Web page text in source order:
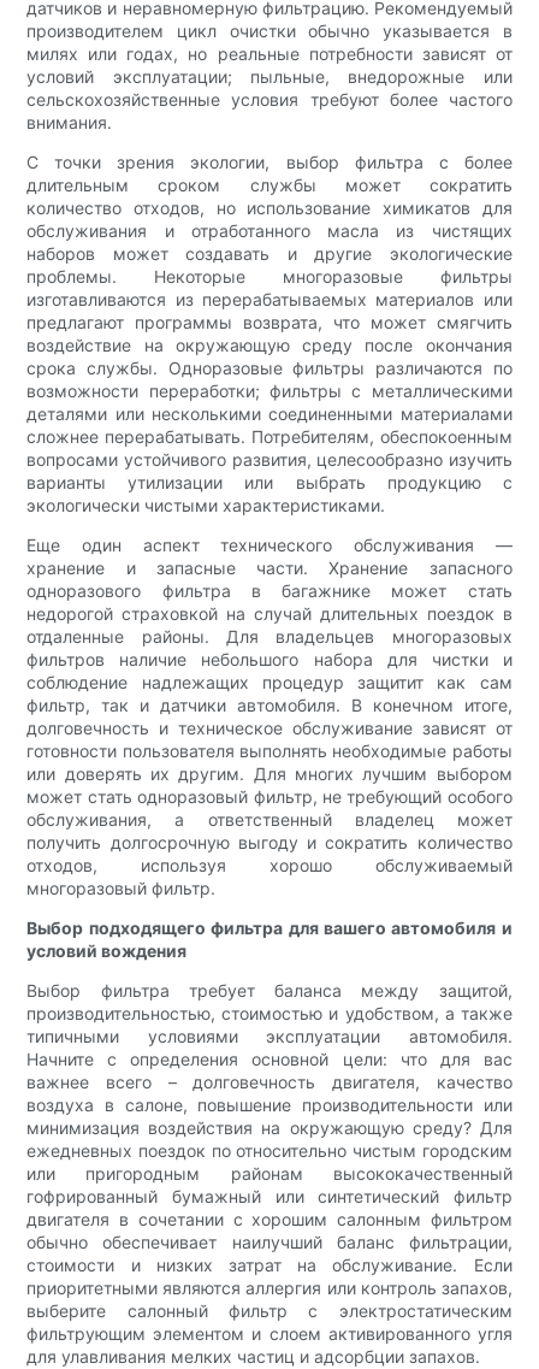
датчиков и неравномерную фильтрацию. Рекомендуемый
производителем цикл очистки обычно указывается в
милях или годах, но реальные потребности зависят от
условий эксплуатации; пыльные, внедорожные или
сельскохозяйственные условия требуют более частого
внимания.
С точки зрения экологии, выбор фильтра с более
длительным сроком службы может сократить
количество отходов, но использование химикатов для
обслуживания и отработанного масла из чистящих
наборов может создавать и другие экологические
проблемы. Некоторые многоразовые фильтры
изготавливаются из перерабатываемых материалов или
предлагают программы возврата, что может смягчить
воздействие на окружающую среду после окончания
срока службы. Одноразовые фильтры различаются по
возможности переработки; фильтры с металлическими
деталями или несколькими соединенными материалами
сложнее перерабатывать. Потребителям, обеспокоенным
вопросами устойчивого развития, целесообразно изучить
варианты утилизации или выбрать продукцию с
экологически чистыми характеристиками.
Еще один аспект технического обслуживания —
хранение и запасные части. Хранение запасного
одноразового фильтра в багажнике может стать
недорогой страховкой на случай длительных поездок в
отдаленные районы. Для владельцев многоразовых
фильтров наличие небольшого набора для чистки и
соблюдение надлежащих процедур защитит как сам
фильтр, так и датчики автомобиля. В конечном итоге,
долговечность и техническое обслуживание зависят от
готовности пользователя выполнять необходимые работы
или доверять их другим. Для многих лучшим выбором
может стать одноразовый фильтр, не требующий особого
обслуживания, а ответственный владелец может
получить долгосрочную выгоду и сократить количество
отходов, используя хорошо обслуживаемый
многоразовый фильтр.
Выбор подходящего фильтра для вашего автомобиля и
условий вождения
Выбор фильтра требует баланса между защитой,
производительностью, стоимостью и удобством, а также
типичными условиями эксплуатации автомобиля.
Начните с определения основной цели: что для вас
важнее всего – долговечность двигателя, качество
воздуха в салоне, повышение производительности или
минимизация воздействия на окружающую среду? Для
ежедневных поездок по относительно чистым городским
или пригородным районам высококачественный
гофрированный бумажный или синтетический фильтр
двигателя в сочетании с хорошим салонным фильтром
обычно обеспечивает наилучший баланс фильтрации,
стоимости и низких затрат на обслуживание. Если
приоритетными являются аллергия или контроль запахов,
выберите салонный фильтр с электростатическим
фильтрующим элементом и слоем активированного угля
для улавливания мелких частиц и адсорбции запахов.